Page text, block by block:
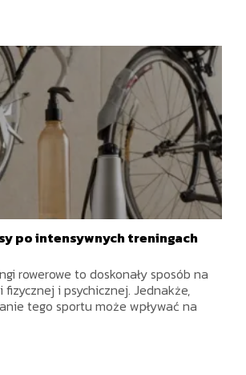
po intensywnych treningach
rowerowe to doskonały sposób na
i psychicznej. Jednakże,
tego sportu może wpływać na